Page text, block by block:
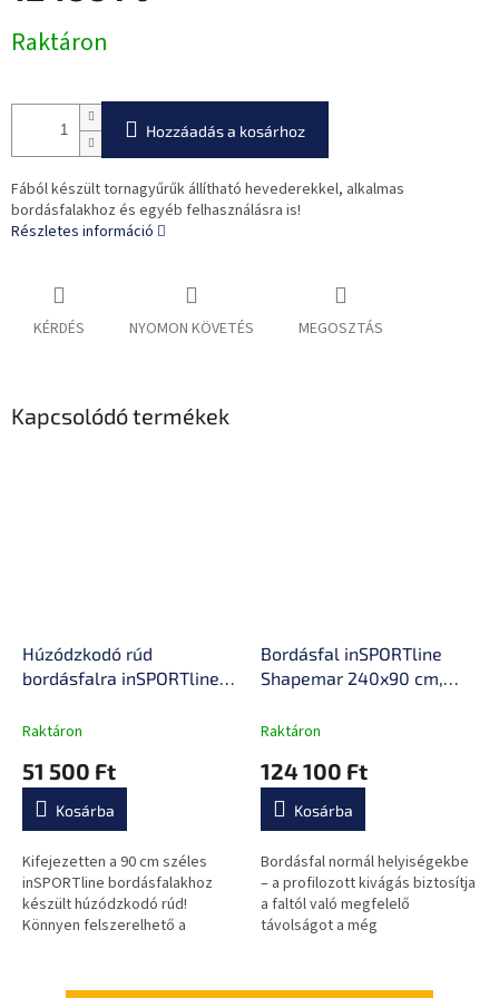
Raktáron
Hozzáadás a kosárhoz
Fából készült tornagyűrűk állítható hevederekkel, alkalmas
bordásfalakhoz és egyéb felhasználásra is!
Részletes információ
KÉRDÉS NYOMON KÖVETÉS MEGOSZTÁS
Kapcsolódó termékek
Húzódzkodó rúd
bordásfalra inSPORTline
konstrukció, könnyen
tartósság
Raktáron
51 500 Ft
Kosárba
Kifejezetten a 90 cm széles
inSPORTline bordásfalakhoz
készült húzódzkodó rúd!
Könnyen felszerelhető a
Bordásfal inSPORTline
Shapemar 240x90 cm,
tömör bükkfa, 2 x
tartozékok rögzítésének
lehetősége
Raktáron
124 100 Ft
Kosárba
Bordásfal normál helyiségekbe
– a profilozott kivágás biztosítja
a faltól való megfelelő
távolságot a még
rögzíthető kialakítással.